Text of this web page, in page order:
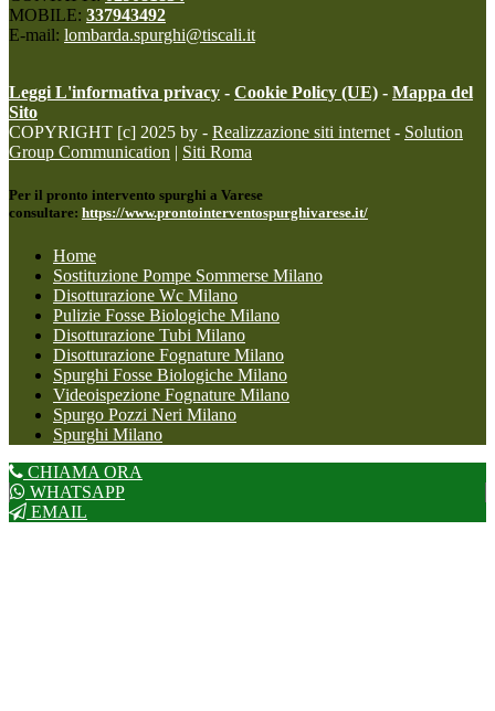
MOBILE: 337943492
E-mail: lombarda.spurghi@tiscali.it
Leggi L'informativa privacy - Cookie Policy (UE) - Mappa del
Sito
COPYRIGHT [c] 2025 by - Realizzazione siti internet - Solution
Group Communication | Siti Roma
Per il pronto intervento spurghi a Varese
consultare: https://www.prontointerventospurghivarese.it/
Home
Sostituzione Pompe Sommerse Milano
Disotturazione Wc Milano
Pulizie Fosse Biologiche Milano
Disotturazione Tubi Milano
Disotturazione Fognature Milano
Spurghi Fosse Biologiche Milano
Videoispezione Fognature Milano
Spurgo Pozzi Neri Milano
Spurghi Milano
CHIAMA ORA
WHATSAPP
EMAIL